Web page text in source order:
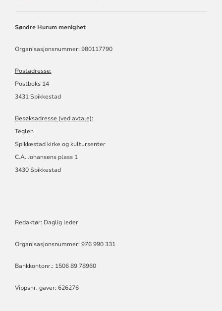
Søndre Hurum menighet
Organisasjonsnummer: 980117790
Postadresse:
Postboks 14
3431 Spikkestad
Besøksadresse (ved avtale):
Teglen
Spikkestad kirke og kultursenter
C.A. Johansens plass 1
3430 Spikkestad
Redaktør: Daglig leder
Organisasjonsnummer: 976 990 331
Bankkontonr.: 1506 89 78960
Vippsnr. gaver: 626276